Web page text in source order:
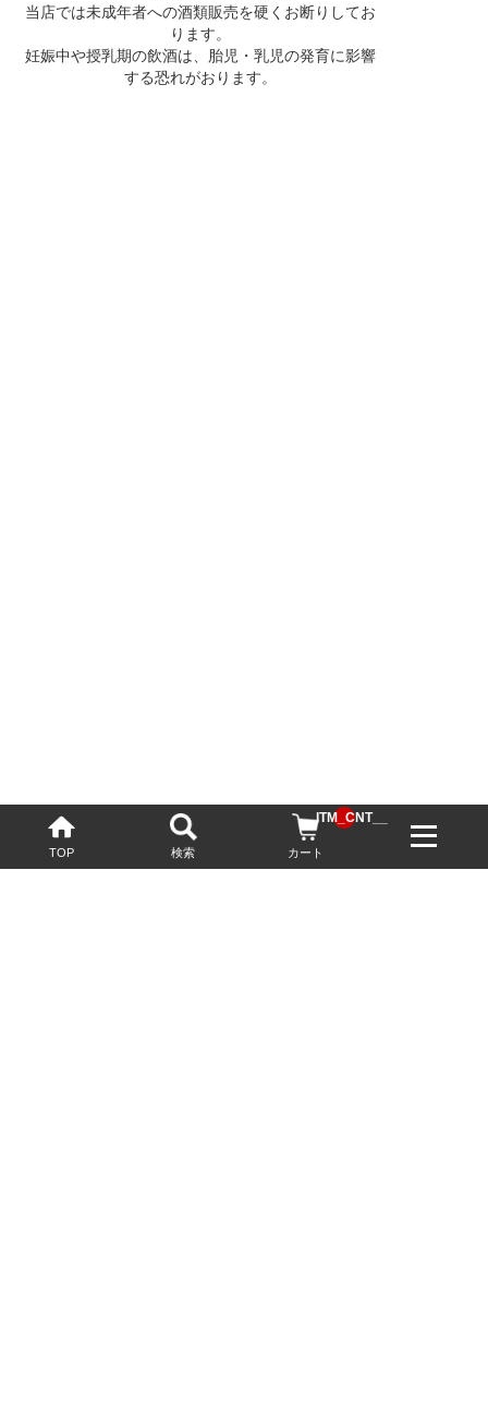
TOP 検索 カート
__ITM_CNT__
当店では未成年者への酒類販売を硬くお断りしてお
ります。
妊娠中や授乳期の飲酒は、胎児・乳児の発育に影響
する恐れがおります。